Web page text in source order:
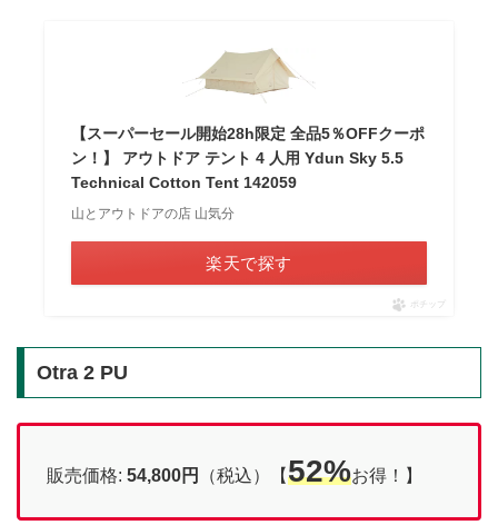
【スーパーセール開始28h限定 全品5％OFFクーポ
ン！】 アウトドア テント 4 人用 Ydun Sky 5.5
Technical Cotton Tent 142059
山とアウトドアの店 山気分
楽天で探す
ポチップ
Otra 2 PU
販売価格: 54,800円 （税込）【52%お得！】